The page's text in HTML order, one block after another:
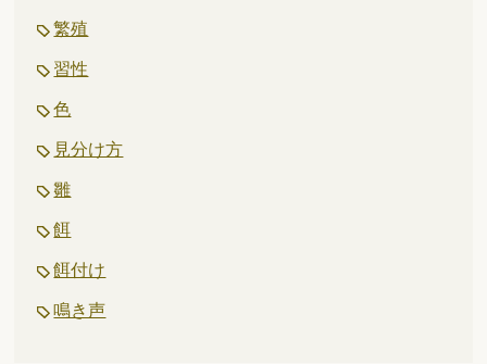
繁殖
習性
色
見分け方
雛
餌
餌付け
鳴き声